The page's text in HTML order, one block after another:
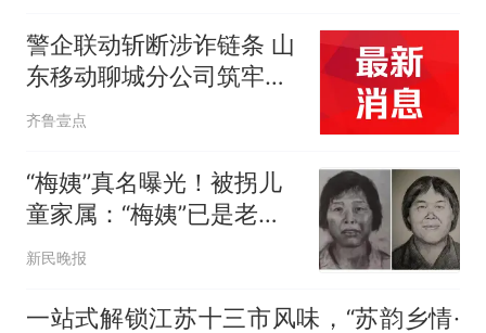
警企联动斩断涉诈链条 山
东移动聊城分公司筑牢通
信反诈防线
齐鲁壹点
“梅姨”真名曝光！被拐儿
童家属：“梅姨”已是老年
人，实际年龄仍是谜；若
新民晚报
一站式解锁江苏十三市风味，“苏韵乡情·